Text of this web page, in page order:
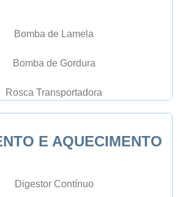
Bomba de Lamela
Bomba de Gordura
Rosca Transportadora
E AQUECIMENTO
Digestor Contínuo